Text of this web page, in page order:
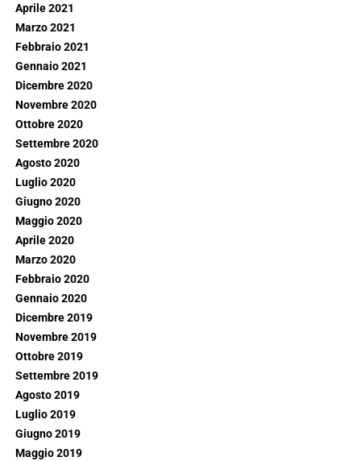
Aprile 2021
Marzo 2021
Febbraio 2021
Gennaio 2021
Dicembre 2020
Novembre 2020
Ottobre 2020
Settembre 2020
Agosto 2020
Luglio 2020
Giugno 2020
Maggio 2020
Aprile 2020
Marzo 2020
Febbraio 2020
Gennaio 2020
Dicembre 2019
Novembre 2019
Ottobre 2019
Settembre 2019
Agosto 2019
Luglio 2019
Giugno 2019
Maggio 2019